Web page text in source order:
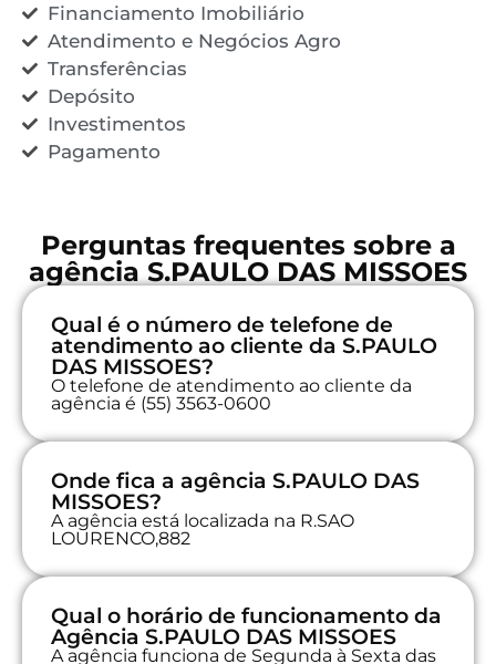
Financiamento Imobiliário
Atendimento e Negócios Agro
Transferências
Depósito
Investimentos
Pagamento
Perguntas frequentes sobre a
agência S.PAULO DAS MISSOES
Qual é o número de telefone de
atendimento ao cliente da S.PAULO
DAS MISSOES?
O telefone de atendimento ao cliente da
agência é (55) 3563-0600
Onde fica a agência S.PAULO DAS
MISSOES?
A agência está localizada na R.SAO
LOURENCO,882
Qual o horário de funcionamento da
Agência S.PAULO DAS MISSOES
A agência funciona de Segunda à Sexta das